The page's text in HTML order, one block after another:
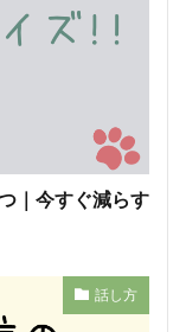
｜今すぐ減らす
話し方